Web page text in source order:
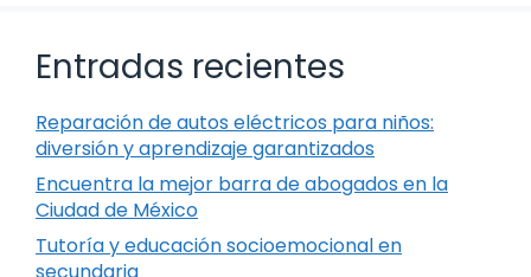
Entradas recientes
Reparación de autos eléctricos para niños:
diversión y aprendizaje garantizados
Encuentra la mejor barra de abogados en la
Ciudad de México
Tutoría y educación socioemocional en
secundaria